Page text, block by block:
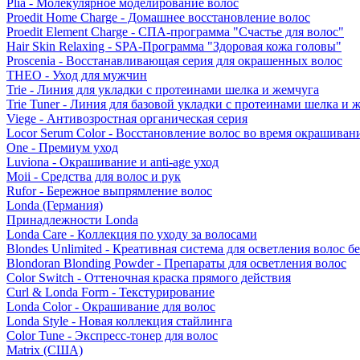
Plia - Молекулярное моделирование волос
Proedit Home Charge - Домашнее восстановление волос
Proedit Element Charge - СПА-программа "Счастье для волос"
Hair Skin Relaxing - SPA-Программа "Здоровая кожа головы"
Proscenia - Восстанавливающая серия для окрашенных волос
THEO - Уход для мужчин
Trie - Линия для укладки с протеинами шелка и жемчуга
Trie Tuner - Линия для базовой укладки с протеинами шелка и
Viege - Антивозростная органическая серия
Locor Serum Color - Восстановление волос во время
One - Премиум уход
Luviona - Окрашивание и anti-age уход
Moii - Средства для волос и рук
Rufor - Бережное выпрямление волос
Londa (Германия)
Принадлежности Londa
Londa Care - Коллекция по уходу за волосами
Blondes Unlimited - Креативная система для осветления волос
Blondoran Blonding Powder - Препараты для осветления волос
Color Switch - Оттеночная краска прямого действия
Curl & Londa Form - Текстурирование
Londa Color - Окрашивание для волос
Londa Style - Новая коллекция стайлинга
Color Tune - Экспресс-тонер для волос
Matrix (США)